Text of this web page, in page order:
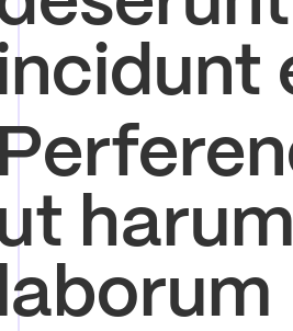
harum